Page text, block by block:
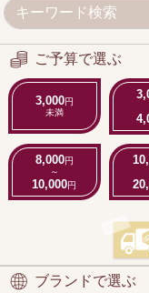
ご予算で選ぶ
3,000円
未満
8,000円
～
10,000円
ブランドで選ぶ